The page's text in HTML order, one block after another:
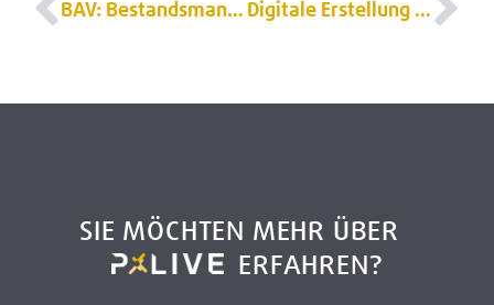
BAV: Bestandsmanagement muss effizienter werden Digitale Erstellung von bAV-Gutachten
SIE MÖCHTEN MEHR ÜBER
ERFAHREN?